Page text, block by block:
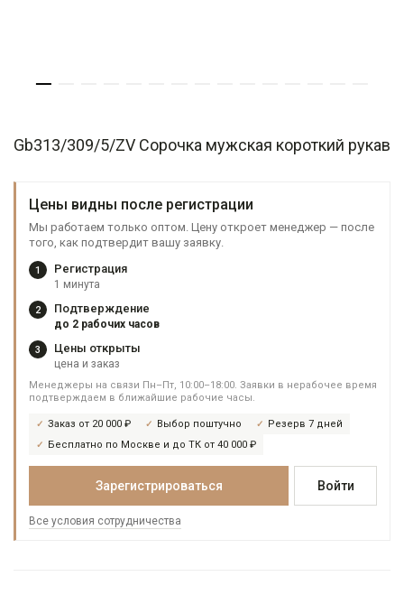
Gb313/309/5/ZV Сорочка мужская короткий рукав
Цены видны после регистрации
Мы работаем только оптом. Цену откроет менеджер — после
того, как подтвердит вашу заявку.
1 Регистрация
1 минута
2 Подтверждение
до 2 рабочих часов
3 Цены открыты
цена и заказ
Менеджеры на связи Пн–Пт, 10:00–18:00. Заявки в нерабочее время
подтверждаем в ближайшие рабочие часы.
Заказ от 20 000 ₽ Выбор поштучно
Резерв 7 дней
Бесплатно по Москве и до ТК от 40 000 ₽
Зарегистрироваться Войти
Все условия сотрудничества